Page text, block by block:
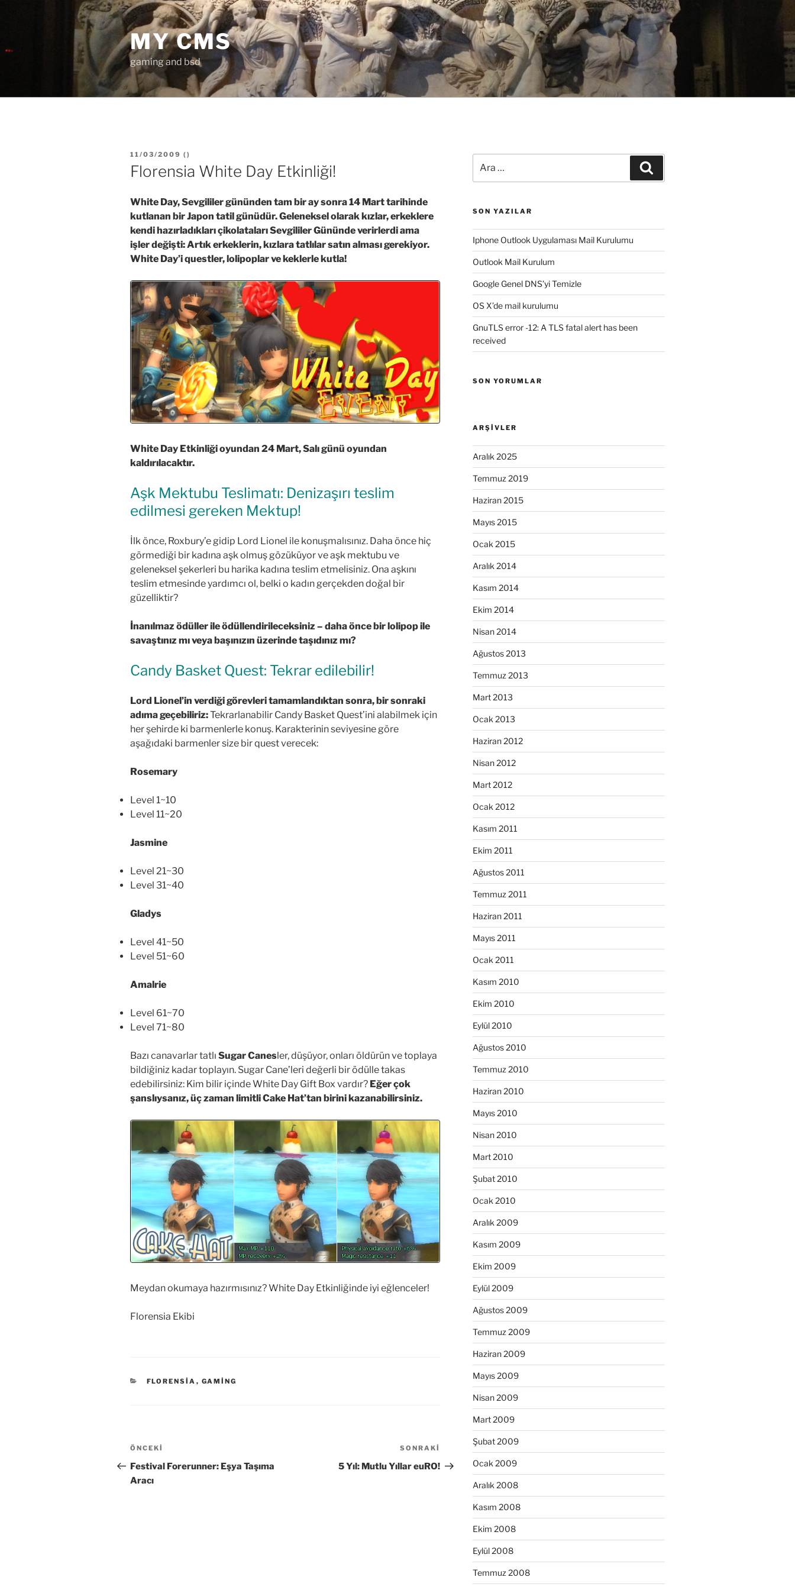
MY CMS
gaming and bsd
YAYIM
TARIHI
11/03/2009 ( )
Florensia White Day Etkinliği!
White Day, Sevgililer gününden tam bir ay sonra 14 Mart tarihinde
kutlanan bir Japon tatil günüdür. Geleneksel olarak kızlar, erkeklere
kendi hazırladıkları çikolataları Sevgililer Gününde verirlerdi ama
işler değişti: Artık erkeklerin, kızlara tatlılar satın alması gerekiyor.
White Day’i questler, lolipoplar ve keklerle kutla!
White Day Etkinliği oyundan 24 Mart, Salı günü oyundan
kaldırılacaktır.
Aşk Mektubu Teslimatı: Denizaşırı teslim
edilmesi gereken Mektup!
İlk önce, Roxbury’e gidip Lord Lionel ile konuşmalısınız. Daha önce hiç
görmediği bir kadına aşk olmuş gözüküyor ve aşk mektubu ve
geleneksel şekerleri bu harika kadına teslim etmelisiniz. Ona aşkını
teslim etmesinde yardımcı ol, belki o kadın gerçekden doğal bir
güzelliktir?
İnanılmaz ödüller ile ödüllendirileceksiniz – daha önce bir lolipop ile
savaştınız mı veya başınızın üzerinde taşıdınız mı?
Candy Basket Quest: Tekrar edilebilir!
Lord Lionel’in verdiği görevleri tamamlandıktan sonra, bir sonraki
adıma geçebiliriz:Tekrarlanabilir Candy Basket Quest’ini alabilmek için
her şehirde ki barmenlerle konuş. Karakterinin seviyesine göre
aşağıdaki barmenler size bir quest verecek:
Rosemary
Level 1~10
Level 11~20
Jasmine
Level 21~30
Level 31~40
Gladys
Level 41~50
Level 51~60
Amalrie
Level 61~70
Level 71~80
Bazı canavarlar tatlı Sugar Canesler, düşüyor, onları öldürün ve toplaya
bildiğiniz kadar toplayın. Sugar Cane’leri değerli bir ödülle takas
edebilirsiniz: Kim bilir içinde White Day Gift Box vardır? Eğer çok
şanslıysanız, üç zaman limitli Cake Hat’tan birini kazanabilirsiniz.
Meydan okumaya hazırmısınız? White Day Etkinliğinde iyi eğlenceler!
Florensia Ekibi
KATEGORILER
FLORENSIA , GAMING
Yazı
gezinmesi
Önceki
Yazı
ÖNCEKI
Festival Forerunner: Eşya Taşıma
Aracı
Sonraki
Yazı
SONRAKI
5 Yıl: Mutlu Yıllar euRO!
SON YAZILAR
Iphone Outlook Uygulaması Mail Kurulumu
Outlook Mail Kurulum
Google Genel DNS’yi Temizle
OS X’de mail kurulumu
GnuTLS error -12: A TLS fatal alert has been
received
SON YORUMLAR
ARŞIVLER
Aralık 2025
Temmuz 2019
Haziran 2015
Mayıs 2015
Ocak 2015
Aralık 2014
Kasım 2014
Ekim 2014
Nisan 2014
Ağustos 2013
Temmuz 2013
Mart 2013
Ocak 2013
Haziran 2012
Nisan 2012
Mart 2012
Ocak 2012
Kasım 2011
Ekim 2011
Ağustos 2011
Temmuz 2011
Haziran 2011
Mayıs 2011
Ocak 2011
Kasım 2010
Ekim 2010
Eylül 2010
Ağustos 2010
Temmuz 2010
Haziran 2010
Mayıs 2010
Nisan 2010
Mart 2010
Şubat 2010
Ocak 2010
Aralık 2009
Kasım 2009
Ekim 2009
Eylül 2009
Ağustos 2009
Temmuz 2009
Haziran 2009
Mayıs 2009
Nisan 2009
Mart 2009
Şubat 2009
Ocak 2009
Aralık 2008
Kasım 2008
Ekim 2008
Eylül 2008
Temmuz 2008